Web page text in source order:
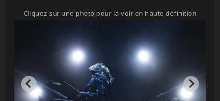
Cliquez sur une photo pour la voir en haute définition